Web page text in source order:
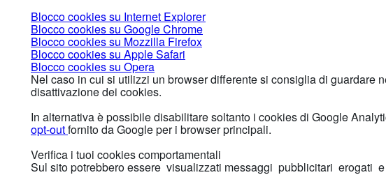
Blocco cookies su Internet Explorer
Blocco cookies su Google Chrome
Blocco cookies su Mozzilla Firefox
Blocco cookies su Apple Safari
Blocco cookies su Opera
Nel caso in cui si utilizzi un browser differente si consiglia di guardare
disattivazione dei cookies.
In alternativa è possibile disabilitare soltanto i cookies di Google
opt-outfornito da Google per i browser principali.
Verifica i tuoi cookies comportamentali
Sul sito potrebbero essere visualizzati messaggi pubblicitari